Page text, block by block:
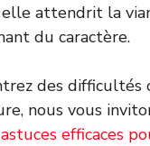
elle attendrit la
du caractère.
des difficultés
nous vous
astuces efficaces